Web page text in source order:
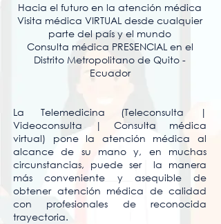
Hacia el futuro en la atención médica
Visita médica VIRTUAL desde cualquier
parte del país y el mundo
Consulta médica PRESENCIAL en el
Distrito Metropolitano de Quito -
Ecuador
La Telemedicina (Teleconsulta |
Videoconsulta | Consulta médica
virtual) pone la atención médica al
alcance de su mano y, en muchas
circunstancias, puede ser la manera
más conveniente y asequible de
obtener atención médica de calidad
con profesionales de reconocida
trayectoria.